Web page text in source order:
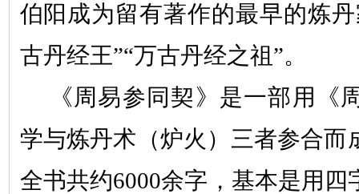
伯阳成为留有著作的最早的炼
古丹经王”“万古丹经之祖”。
《周易参同契》是一部用《
学与炼丹术 （炉火 ） 三者参合而
全书共约6000余字，基本是用